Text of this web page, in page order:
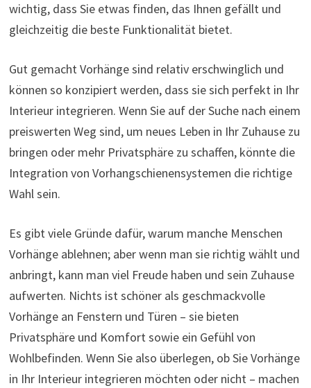
wichtig, dass Sie etwas finden, das Ihnen gefällt und
gleichzeitig die beste Funktionalität bietet.
Gut gemacht Vorhänge sind relativ erschwinglich und
können so konzipiert werden, dass sie sich perfekt in Ihr
Interieur integrieren. Wenn Sie auf der Suche nach einem
preiswerten Weg sind, um neues Leben in Ihr Zuhause zu
bringen oder mehr Privatsphäre zu schaffen, könnte die
Integration von Vorhangschienensystemen die richtige
Wahl sein.
Es gibt viele Gründe dafür, warum manche Menschen
Vorhänge ablehnen; aber wenn man sie richtig wählt und
anbringt, kann man viel Freude haben und sein Zuhause
aufwerten. Nichts ist schöner als geschmackvolle
Vorhänge an Fenstern und Türen – sie bieten
Privatsphäre und Komfort sowie ein Gefühl von
Wohlbefinden. Wenn Sie also überlegen, ob Sie Vorhänge
in Ihr Interieur integrieren möchten oder nicht – machen